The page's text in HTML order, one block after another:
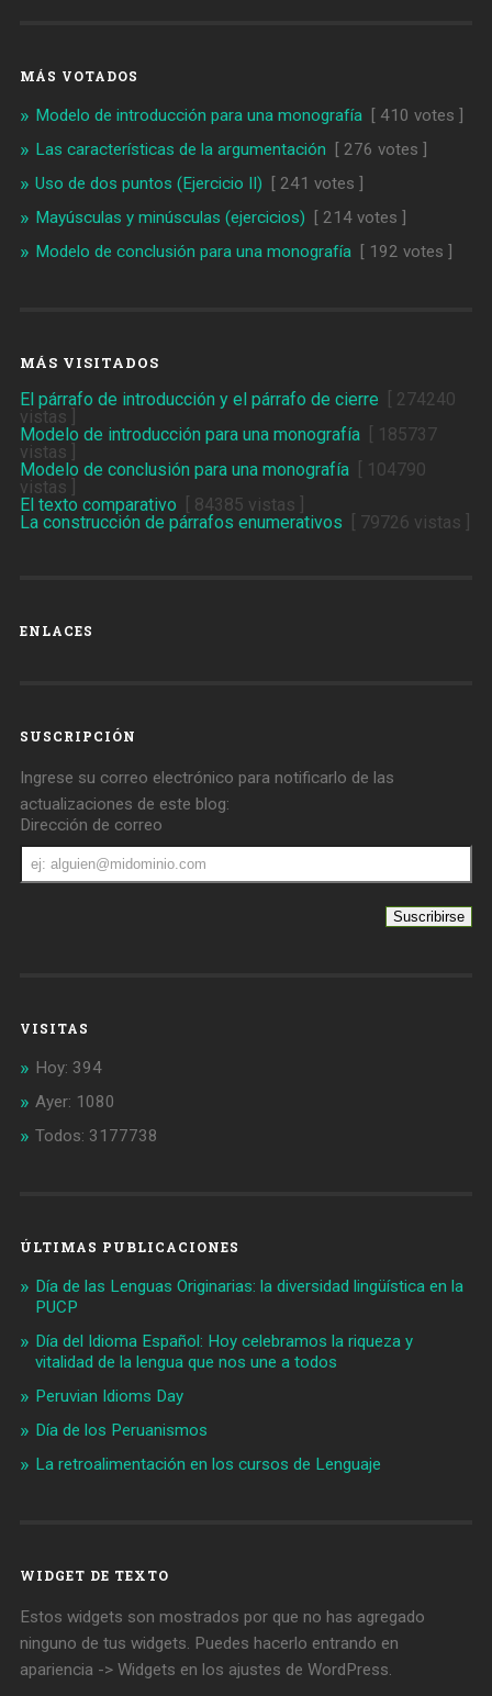
MÁS VOTADOS
Modelo de introducción para una monografía[ 410 votes ]
Las características de la argumentación [ 276 votes ]
Uso de dos puntos (Ejercicio II) [ 241 votes ]
Mayúsculas y minúsculas (ejercicios) [ 214 votes ]
Modelo de conclusión para una monografía[ 192 votes ]
MÁS VISITADOS
El párrafo de introducción y el párrafo de cierre [ 274240
vistas ]
Modelo de introducción para una monografía[ 185737
vistas ]
Modelo de conclusión para una monografía[ 104790
vistas ]
El texto comparativo [ 84385 vistas ]
La construcción de párrafos enumerativos [ 79726 vistas ]
ENLACES
SUSCRIPCIÓN
Ingrese su correo electrónico para notificarlo de las
actualizaciones de este blog:
Dirección de correo
Dirección
de
correo
VISITAS
Hoy: 394
Ayer: 1080
Todos: 3177738
ÚLTIMAS PUBLICACIONES
Día de las Lenguas Originarias: la diversidad lingüística en la
PUCP
Día del Idioma Español: Hoy celebramos la riqueza y
vitalidad de la lengua que nos une a todos
Peruvian Idioms Day
Día de los Peruanismos
La retroalimentación en los cursos de Lenguaje
WIDGET DE TEXTO
Estos widgets son mostrados por que no has agregado
ninguno de tus widgets. Puedes hacerlo entrando en
apariencia -> Widgets en los ajustes de WordPress.